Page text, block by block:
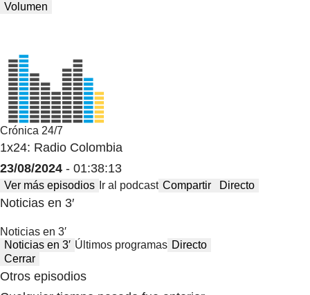
Volumen
Crónica 24/7
1x24: Radio Colombia
23/08/2024 - 01:38:13
Ver más episodios Ir al podcast Compartir Directo
Noticias en 3′
Noticias en 3′
Noticias en 3′ Últimos programas Directo
Cerrar
Otros episodios